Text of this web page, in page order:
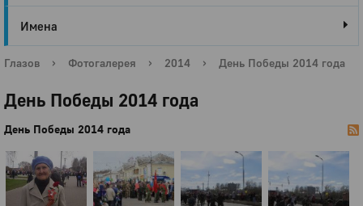
Имена
Глазов › Фотогалерея › 2014 › День Победы 2014 года
День Победы 2014 года
День Победы 2014 года